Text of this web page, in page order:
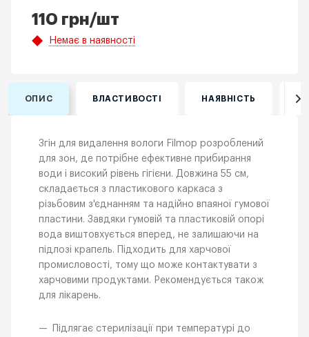
110 грн/шт
Немає в наявності
ОПИС ВЛАСТИВОСТІ НАЯВНІСТЬ
Згін для видалення вологи Filmop розроблений
для зон, де потрібне ефективне прибирання
води і високий рівень гігієни. Довжина 55 см,
складається з пластикового каркаса з
різьбовим з'єднанням та надійно впаяної гумової
пластини. Завдяки гумовій та пластиковій опорі
вода виштовхується вперед, не залишаючи на
підлозі крапель. Підходить для харчової
промисловості, тому що може контактувати з
харчовими продуктами. Рекомендується також
для лікарень.
Підлягає стерилізації при температурі до